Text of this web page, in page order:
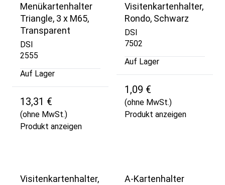
Menükartenhalter
Triangle, 3 x M65,
Transparent
DSI
2555
Auf Lager
13,31 €
(ohne MwSt.)
Produkt anzeigen
Visitenkartenhalter,
Rondo, Schwarz
DSI
7502
Auf Lager
1,09 €
(ohne MwSt.)
Produkt anzeigen
Visitenkartenhalter,
A-Kartenhalter